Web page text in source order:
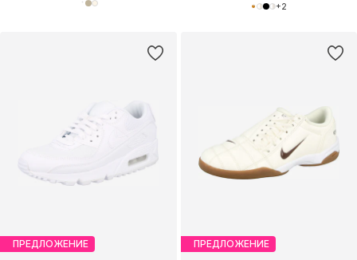
+2
ПРЕДЛОЖЕНИЕ ПРЕДЛОЖЕНИЕ